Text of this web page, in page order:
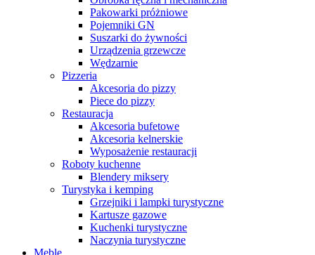
Pakowarki próżniowe
Pojemniki GN
Suszarki do żywności
Urządzenia grzewcze
Wędzarnie
Pizzeria
Akcesoria do pizzy
Piece do pizzy
Restauracja
Akcesoria bufetowe
Akcesoria kelnerskie
Wyposażenie restauracji
Roboty kuchenne
Blendery miksery
Turystyka i kemping
Grzejniki i lampki turystyczne
Kartusze gazowe
Kuchenki turystyczne
Naczynia turystyczne
Meble